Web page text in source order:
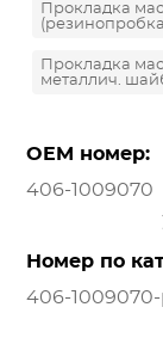
Прокладка
Прокладка
металлич.
OEM номер:
406-1009070
Номер по
406-